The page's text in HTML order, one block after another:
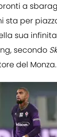
a
sta per
sua
secondo
del Monza.